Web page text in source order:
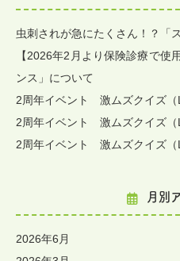
虫刺されが急にたくさん！？「
【2026年2月より保険診療で使
ンス」について
2周年イベント 激ムズクイズ
2周年イベント 激ムズクイズ（
2周年イベント 激ムズクイズ
月別
2026年6月